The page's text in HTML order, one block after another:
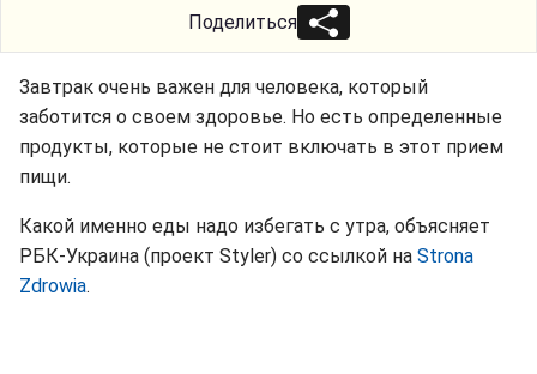
Поделиться
Завтрак очень важен для человека, который
заботится о своем здоровье. Но есть определенные
продукты, которые не стоит включать в этот прием
пищи.
Какой именно еды надо избегать с утра, объясняет
РБК-Украина (проект Styler) со ссылкой на Strona
Zdrowia.